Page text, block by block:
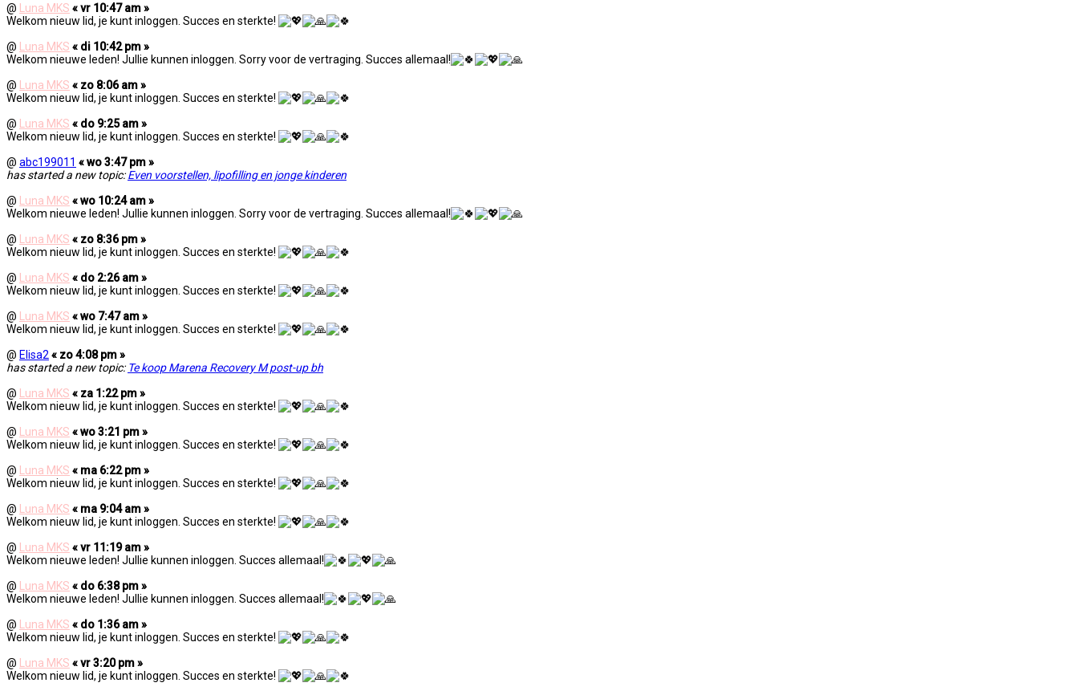
@ Luna MKS « vr 10:47 am »
Welkom nieuw lid, je kunt inloggen. Succes en sterkte!
@ Luna MKS « di 10:42 pm »
Welkom nieuwe leden! Jullie kunnen inloggen. Sorry voor de vertraging. Succes allemaal!
@ Luna MKS « zo 8:06 am »
Welkom nieuw lid, je kunt inloggen. Succes en sterkte!
@ Luna MKS « do 9:25 am »
Welkom nieuw lid, je kunt inloggen. Succes en sterkte!
@ abc199011 « wo 3:47 pm »
has started a new topic:Even voorstellen, lipofilling en jonge kinderen
@ Luna MKS « wo 10:24 am »
Welkom nieuwe leden! Jullie kunnen inloggen. Sorry voor de vertraging. Succes allemaal!
@ Luna MKS « zo 8:36 pm »
Welkom nieuw lid, je kunt inloggen. Succes en sterkte!
@ Luna MKS « do 2:26 am »
Welkom nieuw lid, je kunt inloggen. Succes en sterkte!
@ Luna MKS « wo 7:47 am »
Welkom nieuw lid, je kunt inloggen. Succes en sterkte!
@ Elisa2 « zo 4:08 pm »
has started a new topic: Te koop Marena Recovery M post-up bh
@ Luna MKS « za 1:22 pm »
Welkom nieuw lid, je kunt inloggen. Succes en sterkte!
@ Luna MKS « wo 3:21 pm »
Welkom nieuw lid, je kunt inloggen. Succes en sterkte!
@ Luna MKS « ma 6:22 pm »
Welkom nieuw lid, je kunt inloggen. Succes en sterkte!
@ Luna MKS « ma 9:04 am »
Welkom nieuw lid, je kunt inloggen. Succes en sterkte!
@ Luna MKS « vr 11:19 am »
Welkom nieuwe leden! Jullie kunnen inloggen. Succes allemaal!
@ Luna MKS « do 6:38 pm »
Welkom nieuwe leden! Jullie kunnen inloggen. Succes allemaal!
@ Luna MKS « do 1:36 am »
Welkom nieuw lid, je kunt inloggen. Succes en sterkte!
@ Luna MKS « vr 3:20 pm »
Welkom nieuw lid, je kunt inloggen. Succes en sterkte!